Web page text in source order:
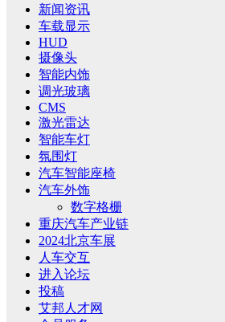
新闻资讯
车载显示
HUD
摄像头
智能内饰
调光玻璃
CMS
激光雷达
智能车灯
氛围灯
汽车智能座椅
汽车外饰
数字格栅
重庆汽车产业链
2024北京车展
人车交互
进入论坛
投稿
艾邦人才网